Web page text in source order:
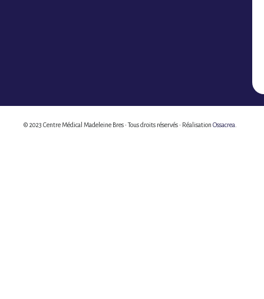
© 2023 Centre Médical Madeleine Bres • Tous droits réservés • Réalisation Ossacrea